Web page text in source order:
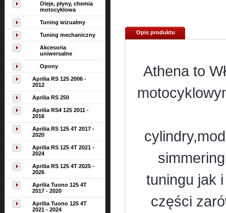
Oleje, płyny, chemia
motocyklowa
Tuning wizualmy
Tuning mechaniczny
Akcesoria
uniwersalne
Opony
Aprilia RS 125 2006 -
2012
Aprilia RS 250
Aprilia RS4 125 2011 -
2016
Aprilia RS 125 4T 2017 -
2020
Aprilia RS 125 4T 2021 -
2024
Aprilia RS 125 4T 2025 -
2026
Aprilia Tuono 125 4T
2017 - 2020
Aprilia Tuono 125 4T
2021 - 2024
Opis produktu
Athena to
tuningu jak
części